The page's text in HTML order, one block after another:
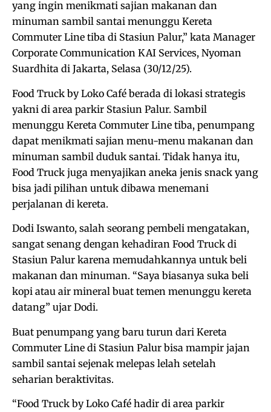
yang ingin menikmati sajian makanan dan
minuman sambil santai menunggu Kereta
Commuter Line tiba di Stasiun Palur,” kata Manager
Corporate Communication KAI Services, Nyoman
Suardhita di Jakarta, Selasa (30/12/25).
Food Truck by Loko Café berada di lokasi strategis
yakni di area parkir Stasiun Palur. Sambil
menunggu Kereta Commuter Line tiba, penumpang
dapat menikmati sajian menu-menu makanan dan
minuman sambil duduk santai. Tidak hanya itu,
Food Truck juga menyajikan aneka jenis snack yang
bisa jadi pilihan untuk dibawa menemani
perjalanan di kereta.
Dodi Iswanto, salah seorang pembeli mengatakan,
sangat senang dengan kehadiran Food Truck di
Stasiun Palur karena memudahkannya untuk beli
makanan dan minuman. “Saya biasanya suka beli
kopi atau air mineral buat temen menunggu kereta
datang” ujar Dodi.
Buat penumpang yang baru turun dari Kereta
Commuter Line di Stasiun Palur bisa mampir jajan
sambil santai sejenak melepas lelah setelah
seharian beraktivitas.
“Food Truck by Loko Café hadir di area parkir